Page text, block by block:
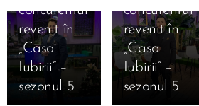
concurentul
revenit în
„Casa
Iubirii” –
sezonul 5
concurentul
revenit în
„Casa
Iubirii” –
sezonul 5
12.01.2026
Cine este
Valentin
12.01.2026
Cine este
Alexandru
Punga,